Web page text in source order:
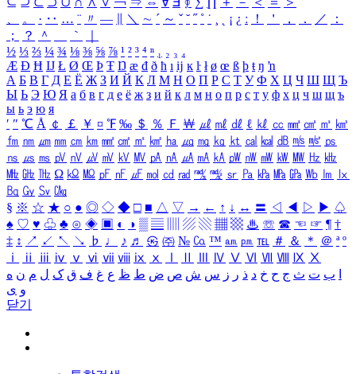
、
。 · ‥ … ¨ 〃 ― ＼ ∼ ´ ～ ˇ ˘ ˝ ˚ ˙ ¸ ¡ ¿ ː ！ ＇ ， ． ／
：
；
？ ＾ ｀
½ ⅓ ⅔ ¼ ¾ ⅛ ⅜ ⅝ ⅞ ¹ ² ³ ⁴ ⁿ ₁ ₂ ₃ ₄
Æ Ð Ħ Ĳ Ł Ø Œ Þ Ŧ Ŋ æ đ ð ħ ı ĳ ĸ ŀ ł ø œ ß þ ŧ ŋ ŉ
А Б В Г Д Е Ё Ж З И Й К Л М Н О П Р С Т У Ф Х Ц Ч Ш Щ Ъ
Ы Ь Э Ю Я а б в г д е ё ж з и й к л м н о п р с т у ф х ц ч ш щ ъ
ы ь э ю я
′ ″ ℃ Å ￠ ￡ ￥ ¤ ℉ ‰ ＄ ％ Ｆ ￦ ㎕ ㎖ ㎗ ℓ ㎘ ㏄ ㎣ ㎤ ㎥ ㎦
㎙ ㎚ ㎛ ㎜ ㎝ ㎞ ㎟ ㎠ ㎡ ㎢ ㏊ ㎍ ㎎ ㎏ ㏏ ㎈ ㎉ ㏈ ㎧ ㎨ ㎰
㎱ ㎲ ㎳ ㎴ ㎵ ㎶ ㎷ ㎸ ㎹ ㎀ ㎁ ㎂ ㎃ ㎄ ㎺ ㎻ ㎽ ㎾ ㎿ ㎐ ㎑
㎒ ㎓ ㎔ Ω ㏀ ㏁ ㎊ ㎋ ㎌ ㏖ ㏅ ㎭ ㎮ ㎯ ㏛ ㎩ ㎪ ㎫ ㎬ ㏝ ㏐
㏓
㏃ ㏉ ㏜ ㏆
§ ※ ☆ ★ ○ ● ◎ ◇ ◆ □ ■ △ ▽ → ← ↑ ↓ ↔ 〓 ◁ ◀ ▷ ▶ ♤
♠ ♡ ♥ ♧ ♣ ⊙ ◈ ▣ ◐ ◑ ▒ ▤ ▨ ▧ ▦ ▩ ♨ ☏ ☎ ☜ ☞ ¶ †
‡ ↕ ↗ ↙ ↖ ↘ ♭ ♩ ♪ ♬ ㉿ ㈜ № ㏇ ™ ㏂ ㏘ ℡ ＃ ＆ ＊ ＠ ª º
ⅰ
ⅱ ⅲ ⅳ ⅴ ⅵ ⅶ ⅷ ⅸ ⅹ Ⅳ Ⅴ Ⅵ Ⅶ Ⅷ Ⅸ Ⅹ
ب ت ث ج ح خ د ذ ر ز س ش ص ض ط ظ ع غ ف ق ک ل م ن ه
و ی
닫기